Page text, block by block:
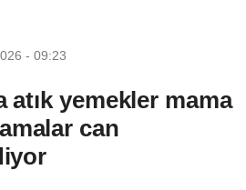
- 09:23
atık yemekler mama
can